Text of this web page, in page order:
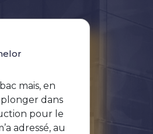
mais, en
dans
pour le
adressé, au